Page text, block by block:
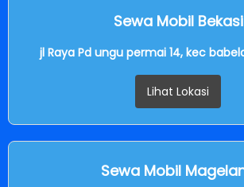
Sewa Mobil Bekasi
jl Raya Pd ungu permai 14, kec
Lihat Lokasi
Sewa Mobil